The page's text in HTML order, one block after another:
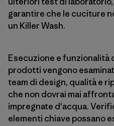
garantire che le cuciture
un Killer Wash.
Esecuzione e funzionalità
prodotti vengono
team di design, qualità e
che non dovrai mai
impregnate d'acqua.
elementi chiave possano